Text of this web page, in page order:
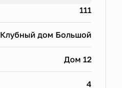
111
Клубный дом Большой
Дом 12
4